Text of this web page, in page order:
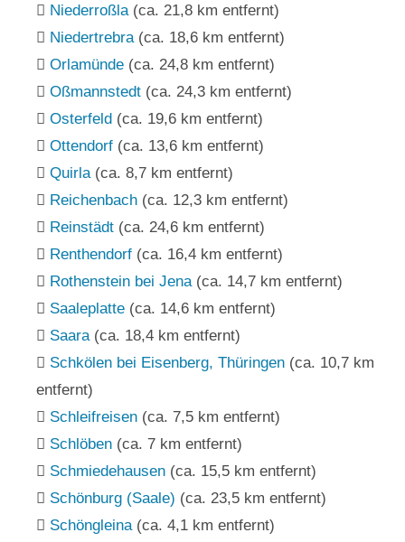
Niederroßla (ca. 21,8 km entfernt)
Niedertrebra (ca. 18,6 km entfernt)
Orlamünde (ca. 24,8 km entfernt)
Oßmannstedt (ca. 24,3 km entfernt)
Osterfeld (ca. 19,6 km entfernt)
Ottendorf (ca. 13,6 km entfernt)
Quirla (ca. 8,7 km entfernt)
Reichenbach (ca. 12,3 km entfernt)
Reinstädt (ca. 24,6 km entfernt)
Renthendorf (ca. 16,4 km entfernt)
Rothenstein bei Jena (ca. 14,7 km entfernt)
Saaleplatte (ca. 14,6 km entfernt)
Saara (ca. 18,4 km entfernt)
Schkölen bei Eisenberg, Thüringen (ca. 10,7 km
entfernt)
Schleifreisen (ca. 7,5 km entfernt)
Schlöben (ca. 7 km entfernt)
Schmiedehausen (ca. 15,5 km entfernt)
Schönburg (Saale) (ca. 23,5 km entfernt)
Schöngleina (ca. 4,1 km entfernt)